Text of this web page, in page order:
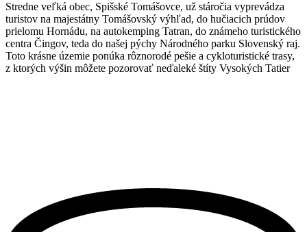
Stredne veľká obec, Spišské Tomášovce, už stáročia vyprevádza
turistov na majestátny Tomášovský výhľad, do hučiacich prúdov
prielomu Hornádu, na autokemping Tatran, do známeho turistického
centra Čingov, teda do našej pýchy Národného parku Slovenský raj.
Toto krásne územie ponúka rôznorodé pešie a cykloturistické trasy,
z ktorých výšin môžete pozorovať neďaleké štíty Vysokých Tatier